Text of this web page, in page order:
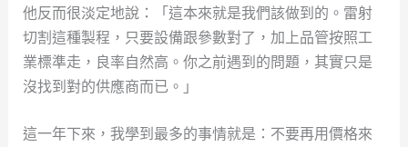
他反而很淡定地說：「這本來就是我們該做到的。雷射
切割這種製程，只要設備跟參數對了，加上品管按照工
業標準走，良率自然高。你之前遇到的問題，其實只是
沒找到對的供應商而已。」
這一年下來，我學到最多的事情就是：不要再用價格來